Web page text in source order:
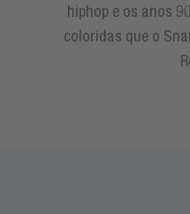
hiphop e os anos
coloridas que o